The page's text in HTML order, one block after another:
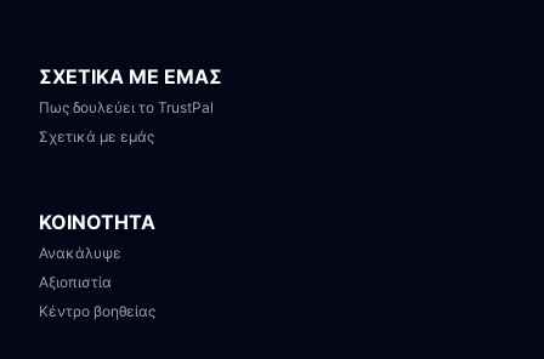
ΣΧΕΤΙΚΑ ΜΕ ΕΜΑΣ
Πως δουλεύει το TrustPal
Σχετικά με εμάς
ΚΟΙΝΟΤΗΤΑ
Ανακάλυψε
Αξιοπιστία
Κέντρο βοηθείας